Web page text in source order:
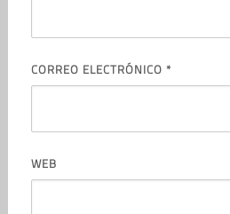
CORREO ELECTRÓNICO *
WEB